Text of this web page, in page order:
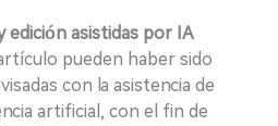
edición asistidas por IA
pueden haber sido
con la asistencia de
artificial, con el fin de